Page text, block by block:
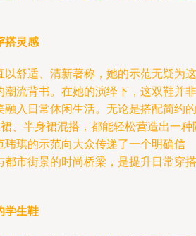
搭灵感
舒适、清新著称，她的示范无疑为这
流背书。在她的演绎下，这双鞋并非
入日常休闲生活。无论是搭配简约的
、半身裙混搭，都能轻松营造出一种
琪的示范向大众传递了一个明确信
市街景的时尚桥梁，是提升日常穿搭
学生鞋